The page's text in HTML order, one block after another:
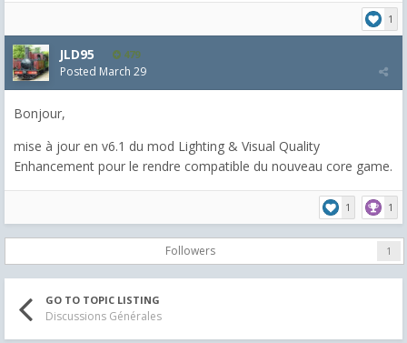
1
JLD95 479
Posted March 29
Bonjour,
mise à jour en v6.1 du mod Lighting & Visual Quality
Enhancement pour le rendre compatible du nouveau core game.
1 1
Followers 1
GO TO TOPIC LISTING
Discussions Générales